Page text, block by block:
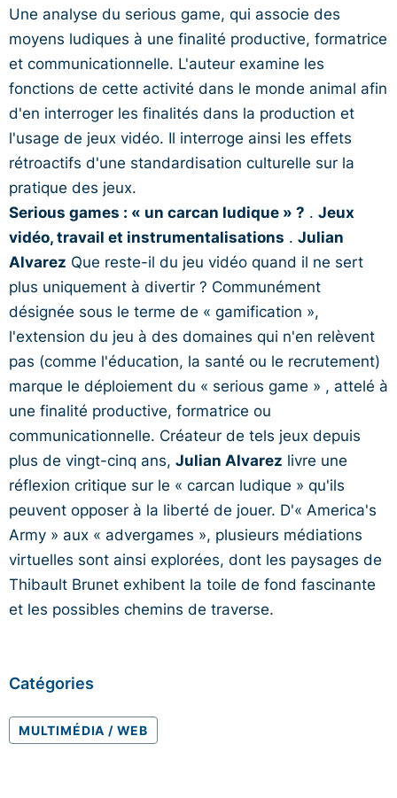
Une analyse du serious game, qui associe des
moyens ludiques à une finalité productive, formatrice
et communicationnelle. L'auteur examine les
fonctions de cette activité dans le monde animal afin
d'en interroger les finalités dans la production et
l'usage de jeux vidéo. Il interroge ainsi les effets
rétroactifs d'une standardisation culturelle sur la
pratique des jeux.
Serious games : « un carcan ludique » ? . Jeux
vidéo, travail et instrumentalisations . Julian
Alvarez Que reste-il du jeu vidéo quand il ne sert
plus uniquement à divertir ? Communément
désignée sous le terme de « gamification »,
l'extension du jeu à des domaines qui n'en relèvent
pas (comme l'éducation, la santé ou le recrutement)
marque le déploiement du « serious game » , attelé à
une finalité productive, formatrice ou
communicationnelle. Créateur de tels jeux depuis
plus de vingt-cinq ans, Julian Alvarez livre une
réflexion critique sur le « carcan ludique » qu'ils
peuvent opposer à la liberté de jouer. D'« America's
Army » aux « advergames », plusieurs médiations
virtuelles sont ainsi explorées, dont les paysages de
Thibault Brunet exhibent la toile de fond fascinante
et les possibles chemins de traverse.
Catégories
MULTIMÉDIA / WEB